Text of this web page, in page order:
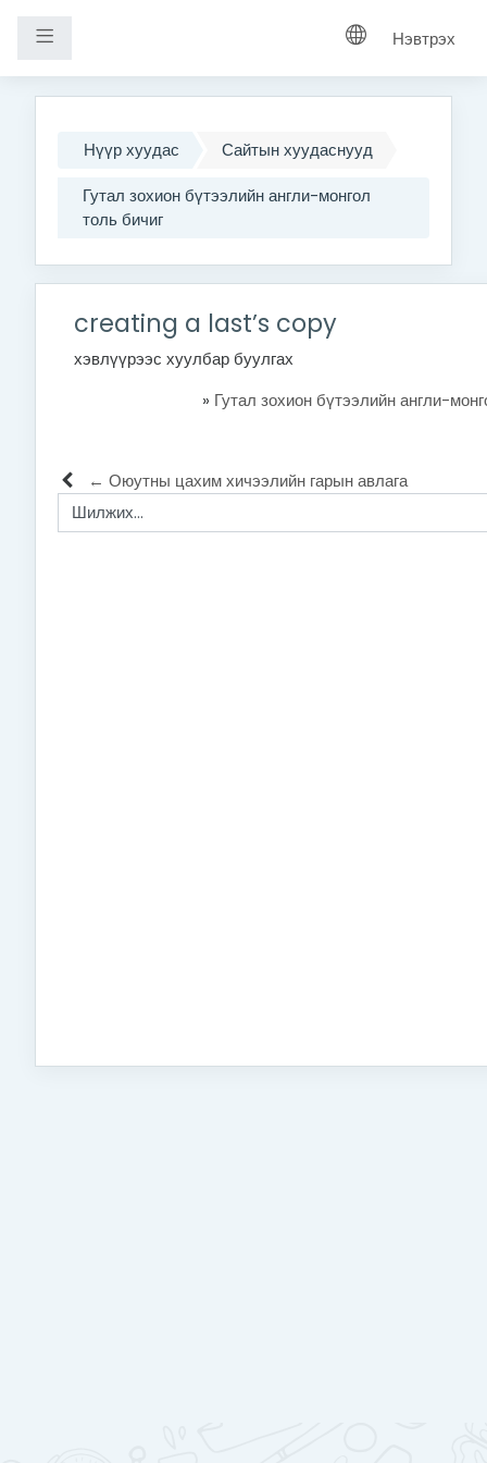
Хажуугийн самбар Нэвтрэх
Нүүр хуудас
Сайтын хуудаснууд
Гутал зохион бүтээлийн англи-монгол
толь бичиг
creating a last’s copy
хэвлүүрээс хуулбар буулгах
» Гутал зохион бүтээлийн англи-
← Оюутны цахим хичээлийн гарын авлага
Шилжих...